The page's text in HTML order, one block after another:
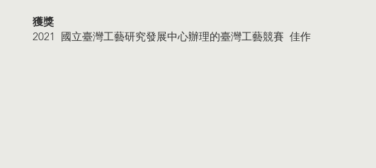
獲獎
2021 國立臺灣工藝研究發展中心辦理的臺灣工藝競賽 佳作